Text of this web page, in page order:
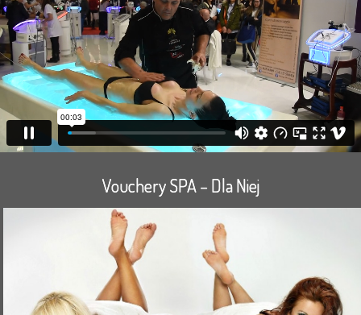
Vouchery SPA – Dla Niej